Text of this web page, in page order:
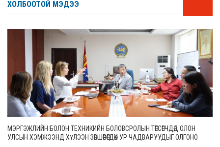
ХОЛБООТОЙ МЭДЭЭ
МЭРГЭЖЛИЙН БОЛОН ТЕХНИКИЙН БОЛОВСРОЛЫН ТӨГСӨГЧДӨД ОЛОН
УЛСЫН ХЭМЖЭЭНД ХҮЛЭЭН ЗӨВШӨӨРӨГДӨХ УР ЧАДВАРУУДЫГ ОЛГОНО